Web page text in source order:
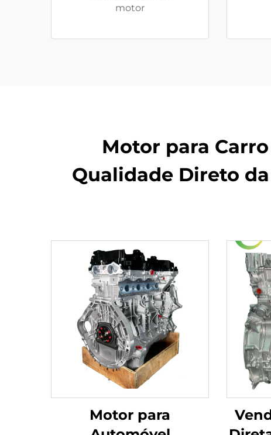
motor
Motor para
Qualidade Direto
Motor para